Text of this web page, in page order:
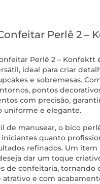
Perlê 2 –
Perlê 2 – Konfektt
ideal para criar
e sobremesas.
pontos
com precisão,
uniforme e elegante.
de manusear, o bico
quanto
refinados. Um
dar um toque
de confeitaria, tornando
e com